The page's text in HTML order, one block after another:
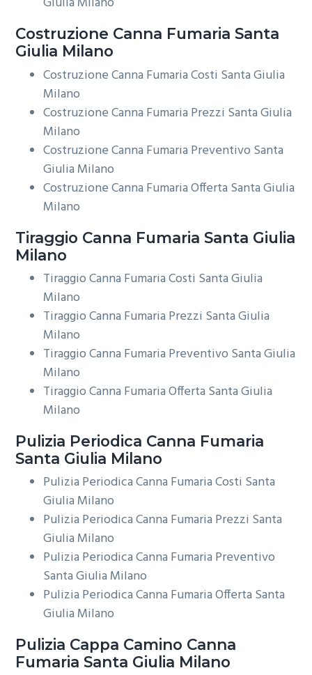
Costruzione Canna Fumaria Santa
Giulia Milano
Costruzione Canna Fumaria Costi Santa Giulia
Milano
Costruzione Canna Fumaria Prezzi Santa Giulia
Milano
Costruzione Canna Fumaria Preventivo Santa
Giulia Milano
Costruzione Canna Fumaria Offerta Santa Giulia
Milano
Tiraggio Canna Fumaria Santa Giulia
Milano
Tiraggio Canna Fumaria Costi Santa Giulia
Milano
Tiraggio Canna Fumaria Prezzi Santa Giulia
Milano
Tiraggio Canna Fumaria Preventivo Santa Giulia
Milano
Tiraggio Canna Fumaria Offerta Santa Giulia
Milano
Pulizia Periodica Canna Fumaria
Santa Giulia Milano
Pulizia Periodica Canna Fumaria Costi Santa
Giulia Milano
Pulizia Periodica Canna Fumaria Prezzi Santa
Giulia Milano
Pulizia Periodica Canna Fumaria Preventivo
Santa Giulia Milano
Pulizia Periodica Canna Fumaria Offerta Santa
Giulia Milano
Pulizia Cappa Camino Canna
Fumaria Santa Giulia Milano